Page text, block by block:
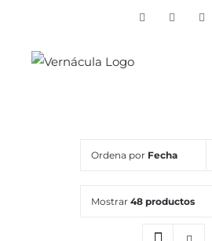
content
Vimeo Facebook
Ordena por Fecha
Mostrar 48 productos